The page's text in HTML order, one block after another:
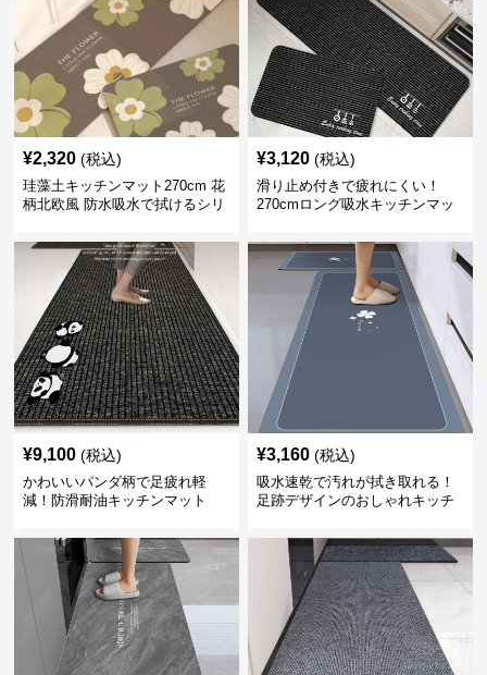
¥2,320 (税込)
珪藻土キッチンマット270cm 花
柄北欧風 防水吸水で拭けるシリ
¥3,120 (税込)
滑り止め付きで疲れにくい！
270cmロング吸水キッチンマッ
¥9,100 (税込)
かわいいパンダ柄で足疲れ軽
減！防滑耐油キッチンマット
¥3,160 (税込)
吸水速乾で汚れが拭き取れる！
足跡デザインのおしゃれキッチ